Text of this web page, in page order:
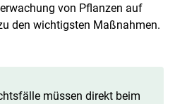
von Pflanzen auf
den wichtigsten Maßnahmen.
müssen direkt beim